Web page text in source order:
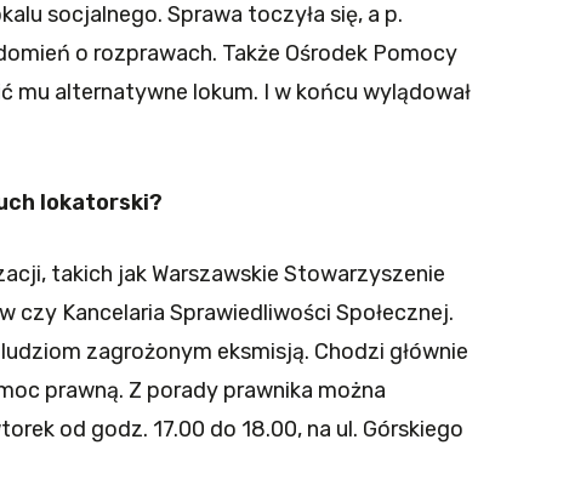
socjalnego. Sprawa toczyła się, a p.
o rozprawach. Także Ośrodek Pomocy
mu alternatywne lokum. I w końcu wylądował
lokatorski?
takich jak Warszawskie Stowarzyszenie
Kancelaria Sprawiedliwości Społecznej.
zagrożonym eksmisją. Chodzi głównie
prawną. Z porady prawnika można
od godz. 17.00 do 18.00, na ul. Górskiego